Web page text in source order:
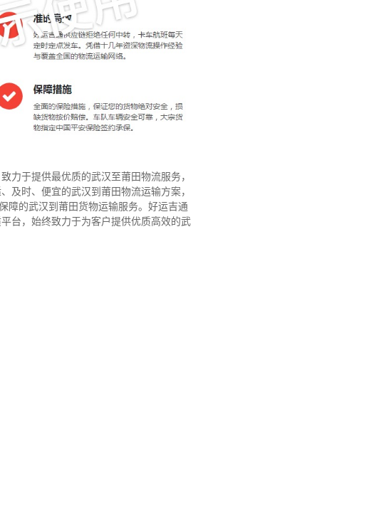
力于提供最优质的武汉至莆田物流服务，
及时、便宜的武汉到莆田物流运输方案，
障的武汉到莆田货物运输服务。好运吉通
台，始终致力于为客户提供优质高效的武